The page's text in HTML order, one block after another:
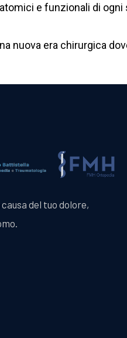
e funzionali di
nuova era chirurgica
del tuo dolore,